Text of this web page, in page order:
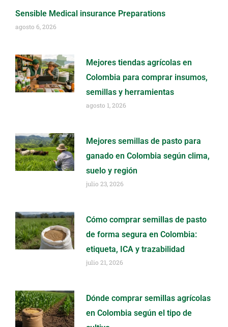
Sensible Medical insurance Preparations
agosto 6, 2026
Mejores tiendas agrícolas en
Colombia para comprar insumos,
semillas y herramientas
agosto 1, 2026
Mejores semillas de pasto para
ganado en Colombia según clima,
suelo y región
julio 23, 2026
Cómo comprar semillas de pasto
de forma segura en Colombia:
etiqueta, ICA y trazabilidad
julio 21, 2026
Dónde comprar semillas agrícolas
en Colombia según el tipo de